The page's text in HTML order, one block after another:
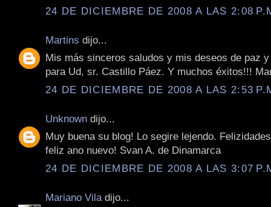
24 DE DICIEMBRE DE 2008 A LAS 2:08
Martins dijo...
Mis más sinceros saludos y mis deseos de paz
para Ud, sr. Castillo Páez. Y muchos éxitos!!!
24 DE DICIEMBRE DE 2008 A LAS 2:53
Unknown dijo...
Muy buena su blog! Lo segire lejendo.
feliz ano nuevo! Svan A. de Dinamarca
24 DE DICIEMBRE DE 2008 A LAS 3:07
Mariano Vila dijo...